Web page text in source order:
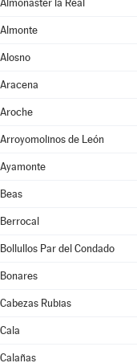
Almonaster la Real
Almonte
Alosno
Aracena
Aroche
Arroyomolinos de León
Ayamonte
Beas
Berrocal
Bollullos Par del Condado
Bonares
Cabezas Rubias
Cala
Calañas